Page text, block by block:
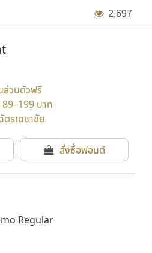
2,697
ส่วนตัวฟรี
89–199 บาท
รเดชาชัย
สั่งซื้อฟอนต์
Regular